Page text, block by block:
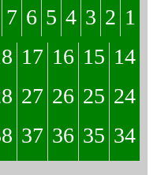
2
3
4
5
6
7
8
14
15
16
17
18
24
25
26
27
28
34
35
36
37
38